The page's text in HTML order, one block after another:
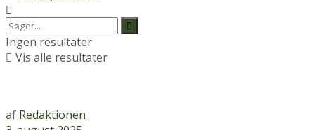
Ingen resultater
Vis alle resultater
af Redaktionen